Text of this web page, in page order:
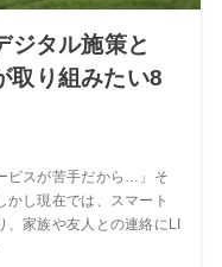
ジタル施策と
取り組みたい8
ビスが苦手だから…」そ
かし現在では、スマート
家族や友人との連絡にLI